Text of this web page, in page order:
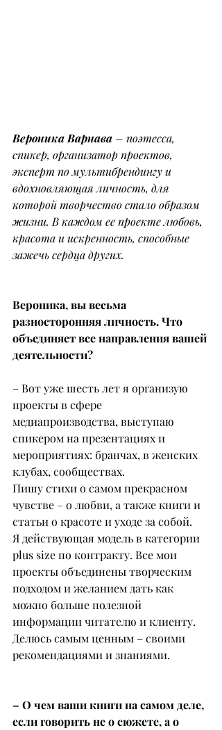
Вероника Варнава – поэтесса,
спикер, организатор проектов,
эксперт по мультибрендингу и
вдохновляющая личность, для
которой творчество стало образом
жизни. В каждом ее проекте любовь,
красота и искренность, способные
зажечь сердца других.
Вероника, вы весьма
разносторонняя личность. Что
объединяет все направления вашей
деятельности?
– Вот уже шесть лет я организую
проекты в сфере
медиапроизводства, выступаю
спикером на презентациях и
мероприятиях: бранчах, в женских
клубах, сообществах.
Пишу стихи о самом прекрасном
чувстве – о любви, а также книги и
статьи о красоте и уходе за собой.
Я действующая модель в категории
plus size по контракту. Все мои
проекты объединены творческим
подходом и желанием дать как
можно больше полезной
информации читателю и клиенту.
Делюсь самым ценным – своими
рекомендациями и знаниями.
– О чем ваши книги на самом деле,
если говорить не о сюжете, а о